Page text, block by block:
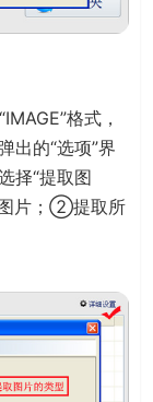
格式，
出的“选项”界
择“提取图
片；②提取所